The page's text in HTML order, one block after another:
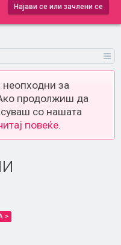
Најави се или зачлени се
неопходни за
продолжиш да
со нашата
повеќе.
>